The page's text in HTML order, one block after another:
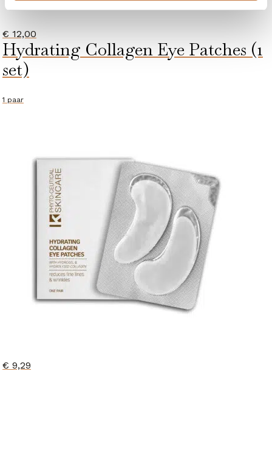
€ 12,00
Hydrating Collagen Eye Patches (1
set)
1 paar
€ 9,29